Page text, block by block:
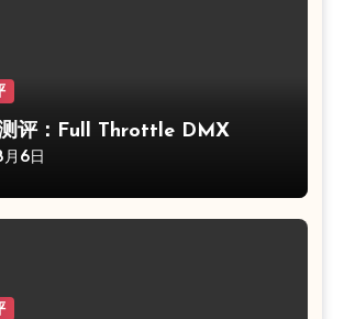
评：Full Throttle DMX
6日